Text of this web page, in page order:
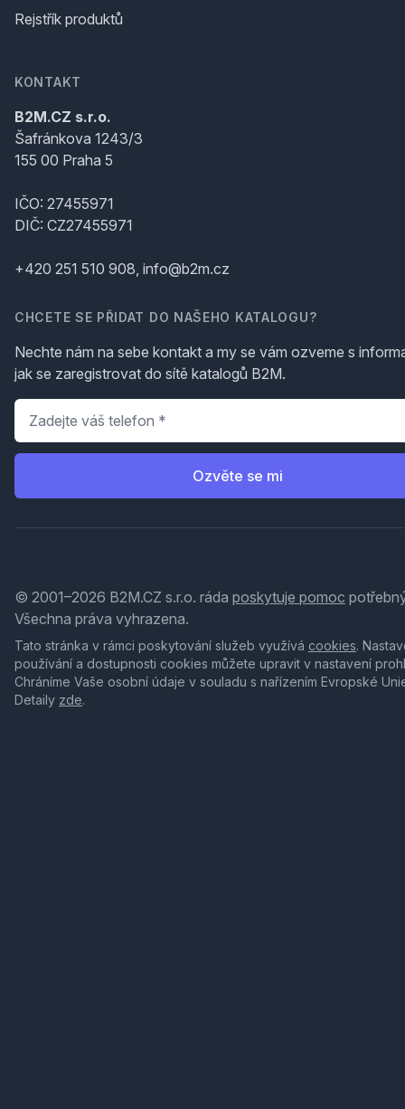
Rejstřík produktů
KONTAKT
B2M.CZ s.r.o.
Šafránkova 1243/3
155 00 Praha 5
IČO: 27455971
DIČ: CZ27455971
+420 251 510 908, info@b2m.cz
CHCETE SE PŘIDAT DO NAŠEHO KATALOGU?
Nechte nám na sebe kontakt a my se vám ozveme s
jak se zaregistrovat do sítě katalogů B2M.
Telefon
Ozvěte se mi
© 2001–2026 B2M.CZ s.r.o. ráda poskytuje pomoc
Všechna práva vyhrazena.
Tato stránka v rámci poskytování služeb využívá cookies.
používání a dostupnosti cookies můžete upravit v nastavení
Chráníme Vaše osobní údaje v souladu s nařízením Evropské
Detaily zde.